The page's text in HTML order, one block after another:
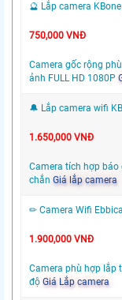
🔮 Lắp camera
750,000 VNĐ
Camera gốc rộng
ảnh FULL HD 1080P
🔔 Lắp camera wifi
1.650,000 VNĐ
Camera tích hợp
chắn Giá lắp camera
✏ Camera Wifi
1.900,000 VNĐ
Camera phù hợp lắp
độ Giá Lắp camera